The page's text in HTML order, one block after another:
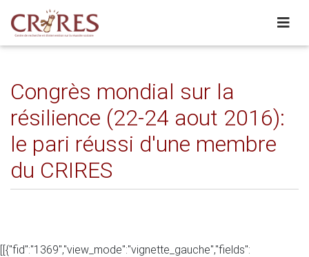
Congrès mondial sur la
résilience (22-24 aout 2016):
le pari réussi d'une membre
du CRIRES
[[{"fid":"1369","view_mode":"vignette_gauche","fields":